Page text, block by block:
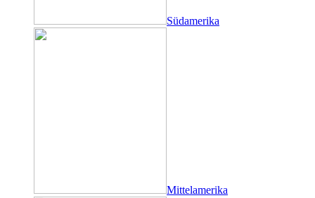
Südamerika
Mittelamerika